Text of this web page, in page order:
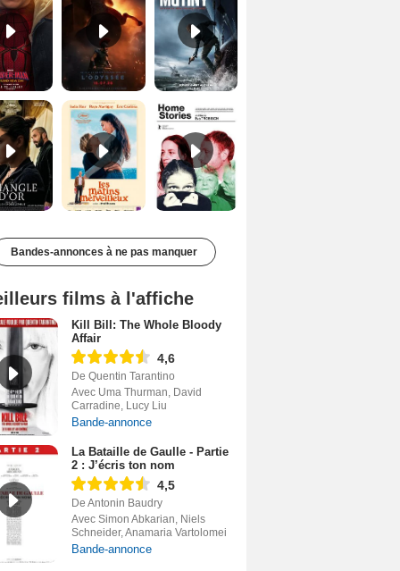
Les Matins merveilleux Bande-annonce VF Home stories Bande-annonce VO STFR
Bandes-annonces à ne pas manquer
films à l'affiche
Kill Bill: The Whole Bloody
Affair
4,6
De Quentin Tarantino
Avec Uma Thurman, David
Carradine, Lucy Liu
Bande-annonce
La Bataille de Gaulle - Partie
2 : J’écris ton nom
4,5
De Antonin Baudry
Avec Simon Abkarian, Niels
Schneider, Anamaria Vartolomei
Bande-annonce